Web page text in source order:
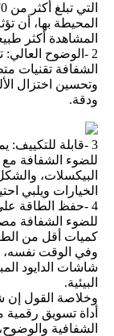
المحيطة بها، أن
المشاهدة أكثر
2 -الوضوح
وتحسين اختزال
ودقة.
3 -قابلة
للضوء الشفافة مع
البيكسلات،
الخيارات ويلبي
4 -حفظ الطاقة
للضوء الشفافة
كميات أقل من
وفي الوقت نفسه،
شاشات الدايود
البيئية.
وخلاصة القول إن
أداة تسويق رقمية
الشفافية